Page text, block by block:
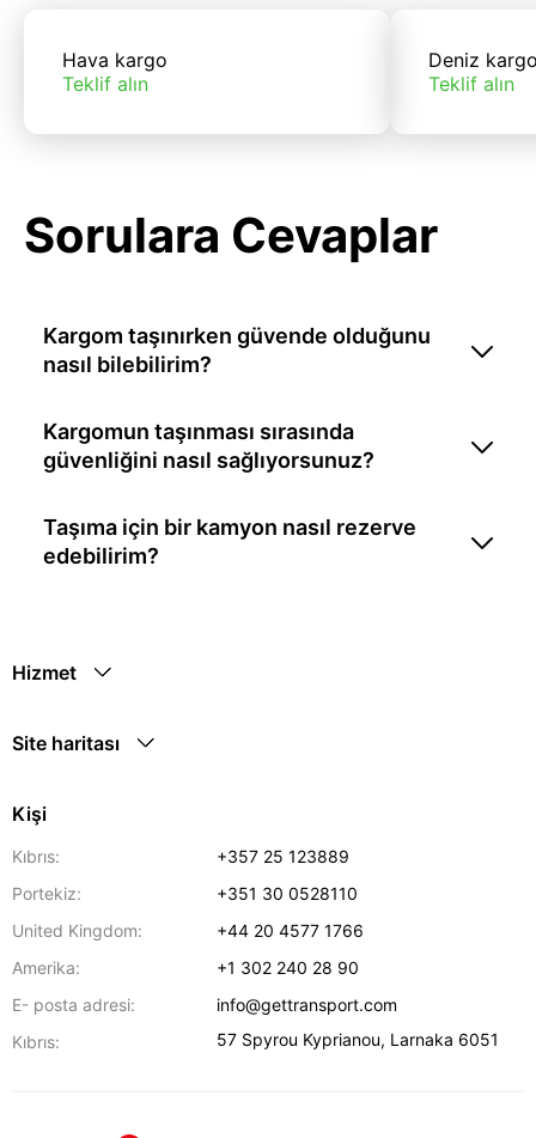
Hava kargo
Teklif alın
Deniz
Teklif alın
Sorulara Cevaplar
Kargom taşınırken güvende olduğunu
nasıl bilebilirim?
Kargomun taşınması sırasında
güvenliğini nasıl sağlıyorsunuz?
Taşıma için bir kamyon nasıl rezerve
edebilirim?
Hizmet
Site haritası
Kişi
Kıbrıs:
+357 25 123889
Portekiz:
+351 30 0528110
United Kingdom:
+44 20 4577 1766
Amerika:
+1 302 240 28 90
E- posta adresi:
info@gettransport.com
Kıbrıs:
57 Spyrou Kyprianou, Larnaka 6051